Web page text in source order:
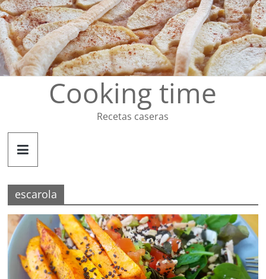
Saltar
al
contenido
Cooking time
Recetas caseras
escarola